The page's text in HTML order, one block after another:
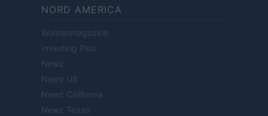
NORD AMERICA
Womanmagazine
Investing Plus
Newz
Newz US
Newz California
Newz Texas